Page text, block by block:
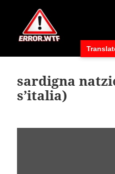
sardigna
s’italia)